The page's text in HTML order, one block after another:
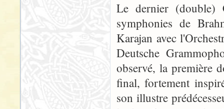
Le dernier (double)
symphonies de
Karajan avec
Deutsche
observé, la première
final, fortement
son illustre